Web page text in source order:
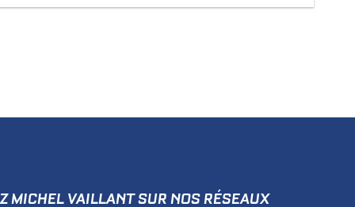
MICHEL VAILLANT SUR NOS RÉSEAUX